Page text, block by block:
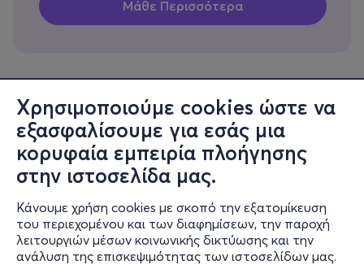
Χρησιμοποιούμε cookies ώστε να
εξασφαλίσουμε για εσάς μια
κορυφαία εμπειρία πλοήγησης
στην ιστοσελίδα μας.
Κάνουμε χρήση cookies με σκοπό την εξατομίκευση
του περιεχομένου και των διαφημίσεων, την παροχή
λειτουργιών μέσων κοινωνικής δικτύωσης και την
ανάλυση της επισκεψιμότητας των ιστοσελίδων μας.
Πληροφορίες
Υποστήριξη
Stay Connected